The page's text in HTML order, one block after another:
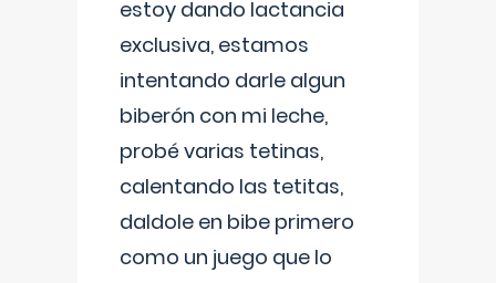
estoy dando lactancia
exclusiva, estamos
intentando darle algun
biberón con mi leche,
probé varias tetinas,
calentando las tetitas,
daldole en bibe primero
como un juego que lo